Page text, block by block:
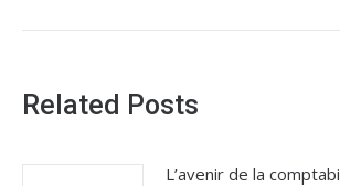
Related Posts
L’avenir de la